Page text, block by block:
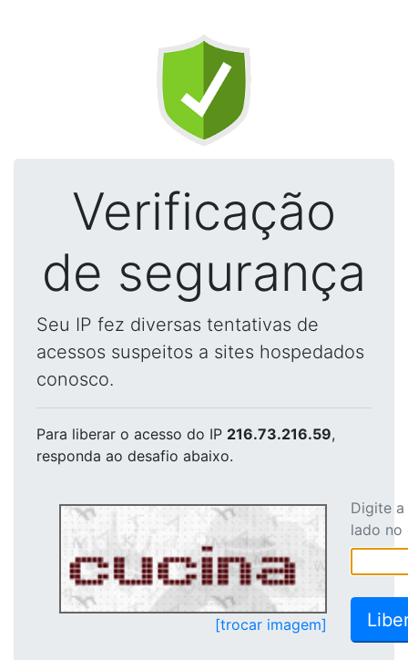
Verificação
de segurança
Seu IP fez diversas tentativas de
acessos suspeitos a sites hospedados
conosco.
Para liberar o acesso do IP 216.73.216.59,
responda ao desafio abaixo.
[trocar imagem]
Digite
lado no